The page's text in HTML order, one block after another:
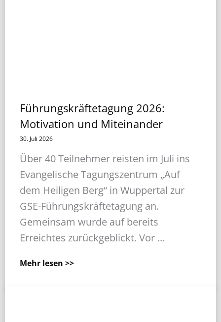
Führungskräftetagung 2026:
Motivation und Miteinander
30. Juli 2026
Über 40 Teilnehmer reisten im Juli ins
Evangelische Tagungszentrum „Auf
dem Heiligen Berg“ in Wuppertal zur
GSE-Führungskräftetagung an.
Gemeinsam wurde auf bereits
Erreichtes zurückgeblickt. Vor ...
Mehr lesen >>